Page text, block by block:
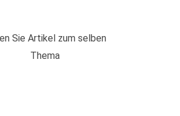
Sie Artikel zum selben
Thema